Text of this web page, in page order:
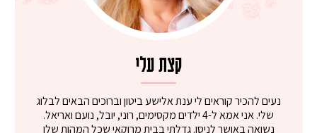
קצת עלי
נעים להכיר קוראים לי ענת אלישע ביטון וברוכים הבאים לבלוג
שלי. אני אמא ל-4 ילדים מקסימים, רוני, יובל, נועם ואריאל.
נשואה באושר לניסן. גדלתי בבית מרוקאי שכל המהות שלו